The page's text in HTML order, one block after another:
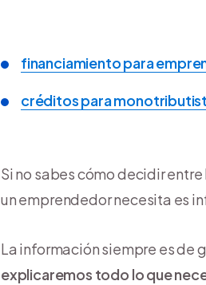
financiamiento para
créditos para
Si no sabes cómo decidir
un emprendedor necesita es
La información siempre es de
explicaremos todo lo que